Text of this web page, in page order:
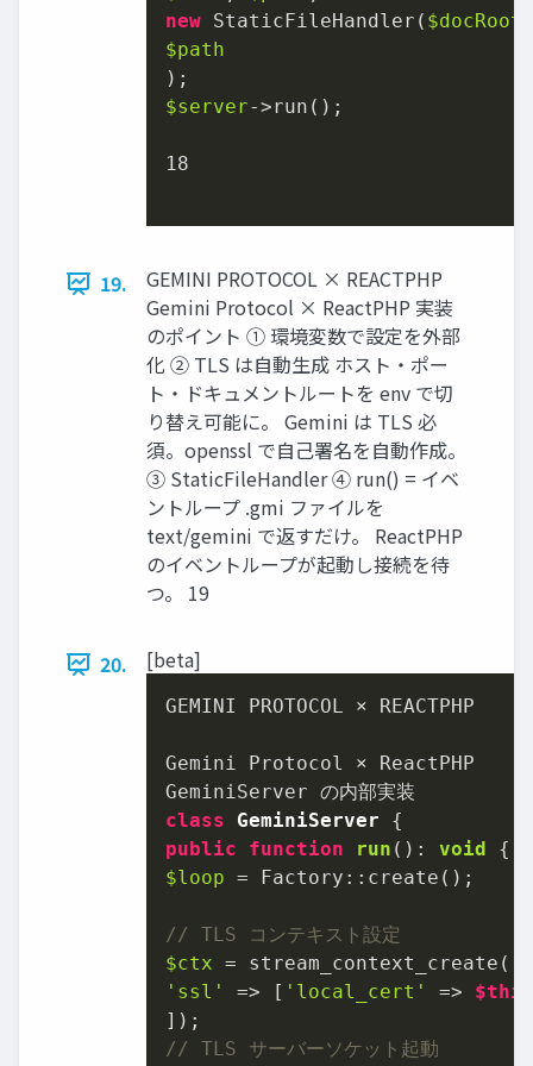
new StaticFileHandler( $docRoot
$path
$server->run();
18
19.
GEMINI PROTOCOL × REACTPHP
Gemini Protocol × ReactPHP 実装
のポイント ① 環境変数で設定を外部
化 ② TLS は自動生成 ホスト・ポー
ト・ドキュメントルートを env で切
り替え可能に。 Gemini は TLS 必
須。openssl で自己署名を自動作成。
③ StaticFileHandler ④ run() = イベ
ントループ .gmi ファイルを
text/gemini で返すだけ。 ReactPHP
のイベントループが起動し接続を待
つ。 19
20. [beta]
GEMINI PROTOCOL × REACTPHP
Gemini Protocol × ReactPHP
class
GeminiServer
public
function run ( ): void
$loop = Factory::create();
// TLS コンテキスト設定
$ctx
'ssl'
=> [ 'local_cert' => $this
// TLS サーバーソケット起動